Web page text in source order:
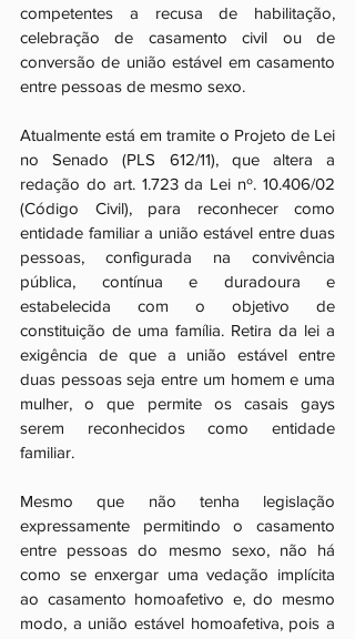
competentes a recusa de habilitação,
celebração de casamento civil ou de
conversão de união estável em casamento
entre pessoas de mesmo sexo.
Atualmente está em tramite o Projeto de Lei
no Senado (PLS 612/11), que altera a
redação do art. 1.723 da Lei nº. 10.406/02
(Código Civil), para reconhecer como
entidade familiar a união estável entre duas
pessoas, configurada na convivência
pública, contínua e duradoura e
estabelecida com o objetivo de
constituição de uma família. Retira da lei a
exigência de que a união estável entre
duas pessoas seja entre um homem e uma
mulher, o que permite os casais gays
serem reconhecidos como entidade
familiar.
Mesmo que não tenha legislação
expressamente permitindo o casamento
entre pessoas do mesmo sexo, não há
como se enxergar uma vedação implícita
ao casamento homoafetivo e, do mesmo
modo, a união estável homoafetiva, pois a